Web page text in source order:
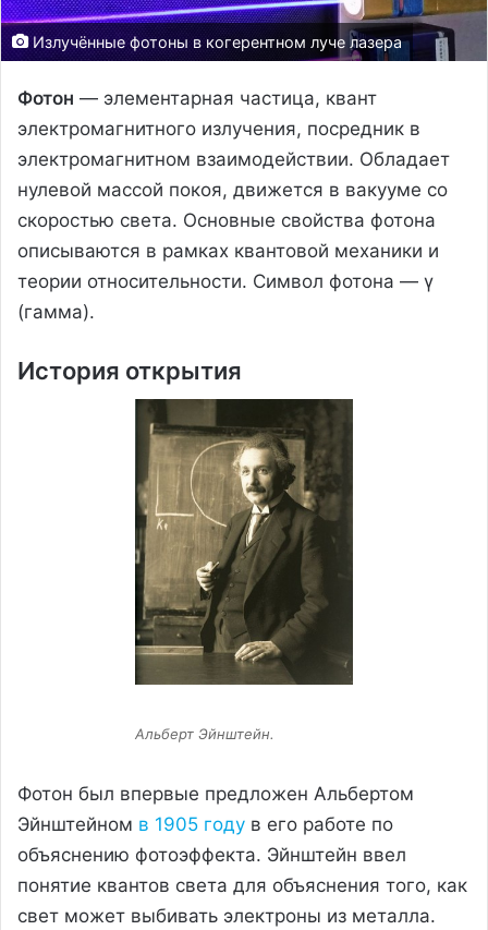
Излучённые фотоны в когерентном луче лазера
Фотон — элементарная частица, квант
электромагнитного излучения, посредник в
электромагнитном взаимодействии. Обладает
нулевой массой покоя, движется в вакууме со
скоростью света. Основные свойства фотона
описываются в рамках квантовой механики и
теории относительности. Символ фотона — γ
(гамма).
История открытия
Альберт Эйнштейн.
Фотон был впервые предложен Альбертом
Эйнштейном в 1905 году в его работе по
объяснению фотоэффекта. Эйнштейн ввел
понятие квантов света для объяснения того, как
свет может выбивать электроны из металла.